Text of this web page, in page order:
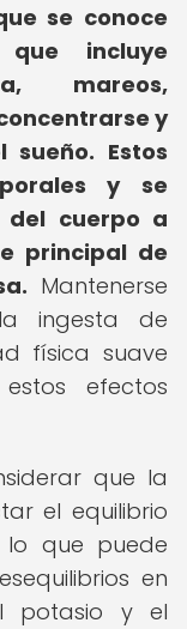
se conoce
incluye
mareos,
y
sueño. Estos
y se
del cuerpo a
principal de
Mantenerse
ingesta de
física suave
efectos
que la
el equilibrio
lo que puede
en
potasio y el